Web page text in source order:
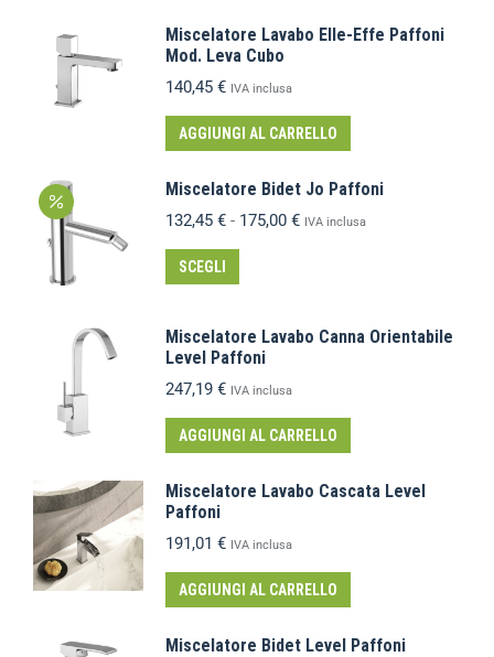
Miscelatore Lavabo Elle-Effe Paffoni
Mod. Leva Cubo
140,45 € IVA inclusa
AGGIUNGI AL CARRELLO
Miscelatore Bidet Jo Paffoni
132,45 € - 175,00 € IVA inclusa
SCEGLI
Miscelatore Lavabo Canna Orientabile
Level Paffoni
247,19 € IVA inclusa
AGGIUNGI AL CARRELLO
Miscelatore Lavabo Cascata Level
Paffoni
191,01 € IVA inclusa
AGGIUNGI AL CARRELLO
Miscelatore Bidet Level Paffoni